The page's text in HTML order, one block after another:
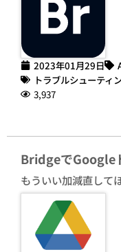
2023年01月29日
トラブルシューティ
3,937
BridgeでGoogle
もういい加減直して